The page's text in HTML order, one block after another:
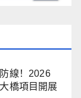
線！2026
橋項目開展